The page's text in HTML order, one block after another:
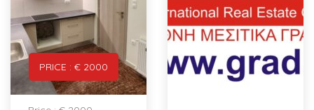
PRICE : € 2000